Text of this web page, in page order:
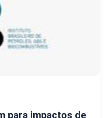
para impactos de